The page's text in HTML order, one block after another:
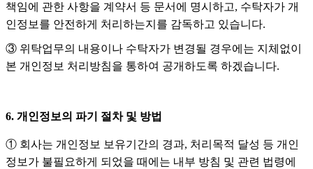
책임에 관한 사항을 계약서 등 문서에 명시하고, 수탁자가 개
인정보를 안전하게 처리하는지를 감독하고 있습니다.
③ 위탁업무의 내용이나 수탁자가 변경될 경우에는 지체없이
본 개인정보 처리방침을 통하여 공개하도록 하겠습니다.
6. 개인정보의 파기 절차 및 방법
① 회사는 개인정보 보유기간의 경과, 처리목적 달성 등 개인
정보가 불필요하게 되었을 때에는 내부 방침 및 관련 법령에